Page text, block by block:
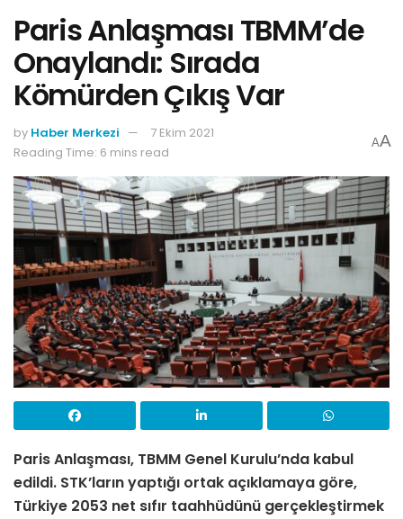
Paris Anlaşması TBMM’de
Onaylandı: Sırada
Kömürden Çıkış Var
by Haber Merkezi
7 Ekim 2021
Reading Time: 6 mins read
AA
Paris Anlaşması, TBMM Genel Kurulu’nda kabul
edildi. STK’ların yaptığı ortak açıklamaya göre,
Türkiye 2053 net sıfır taahhüdünü gerçekleştirmek